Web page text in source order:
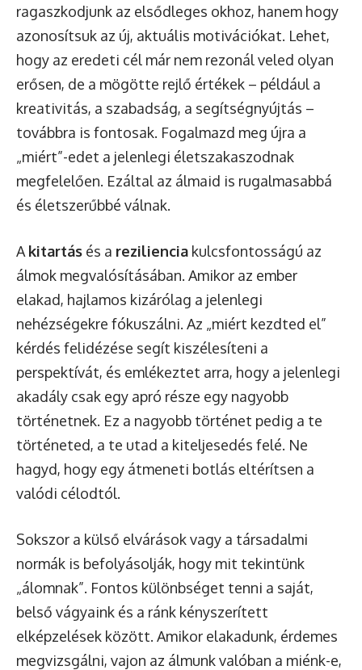
ragaszkodjunk az elsődleges okhoz, hanem hogy
azonosítsuk az új, aktuális motivációkat. Lehet,
hogy az eredeti cél már nem rezonál veled olyan
erősen, de a mögötte rejlő értékek – például a
kreativitás, a szabadság, a segítségnyújtás –
továbbra is fontosak. Fogalmazd meg újra a
„miért”-edet a jelenlegi életszakaszodnak
megfelelően. Ezáltal az álmaid is rugalmasabbá
és életszerűbbé válnak.
A kitartás és a reziliencia kulcsfontosságú az
álmok megvalósításában. Amikor az ember
elakad, hajlamos kizárólag a jelenlegi
nehézségekre fókuszálni. Az „miért kezdted el”
kérdés felidézése segít kiszélesíteni a
perspektívát, és emlékeztet arra, hogy a jelenlegi
akadály csak egy apró része egy nagyobb
történetnek. Ez a nagyobb történet pedig a te
történeted, a te utad a kiteljesedés felé. Ne
hagyd, hogy egy átmeneti botlás eltérítsen a
valódi célodtól.
Sokszor a külső elvárások vagy a társadalmi
normák is befolyásolják, hogy mit tekintünk
„álomnak”. Fontos különbséget tenni a saját,
belső vágyaink és a ránk kényszerített
elképzelések között. Amikor elakadunk, érdemes
megvizsgálni, vajon az álmunk valóban a miénk-e,